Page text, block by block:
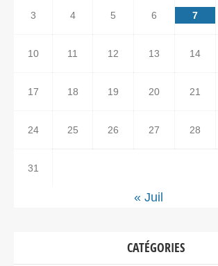
3 4 5 6 7
10 11 12 13 14
17 18 19 20 21
24 25 26 27 28
31
« Juil
CATÉGORIES